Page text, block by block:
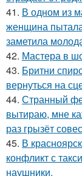
41. В одном из
женщина
заметила
42. Мастера в
43. Бритни
вернуться на
44. Странный
вытираю, мне
раз грызёт
45. В
конфликт с
наушники.